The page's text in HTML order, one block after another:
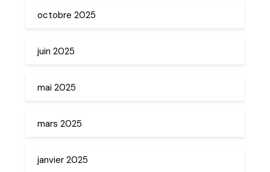
octobre 2025
juin 2025
mai 2025
mars 2025
janvier 2025